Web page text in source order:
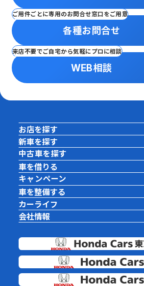
ご用件ごとに専用のお問合せ窓口をご用意
各種お問合せ
来店不要でご自宅から気軽にプロに相談
WEB相談
お店を探す
新車を探す
中古車を探す
車を借りる
キャンペーン
車を整備する
カーライフ
会社情報